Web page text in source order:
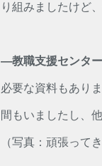
り組みましたけど
―教職支援センタ
必要な資料もあり
間もいましたし、
（写真：頑張って